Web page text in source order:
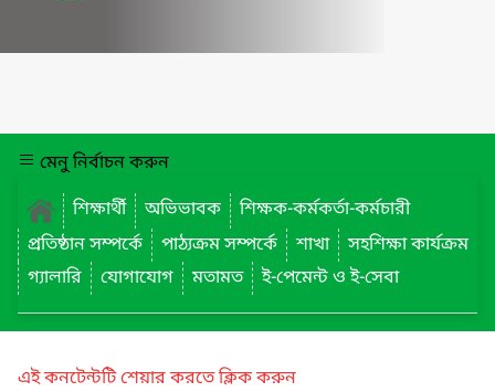
মেনু নির্বাচন করুন
শিক্ষার্থী
অভিভাবক
শিক্ষক-কর্মকর্তা-কর্মচারী
প্রতিষ্ঠান সম্পর্কে
পাঠ্যক্রম সম্পর্কে শাখা
সহশিক্ষা কার্যক্রম
গ্যালারি
যোগাযোগ মতামত ই-পেমেন্ট ও ই-সেবা
এই কনটেন্টটি শেয়ার করতে ক্লিক করুন